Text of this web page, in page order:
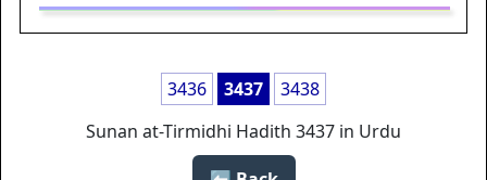
3436 3437
3438
Sunan at-Tirmidhi Hadith 3437 in Urdu